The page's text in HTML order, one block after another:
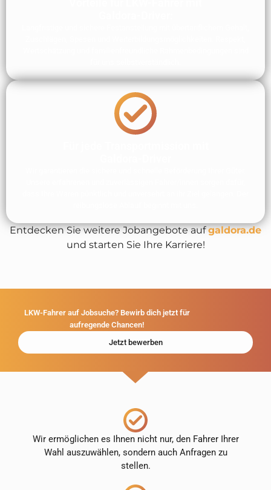
Entdecken Sie weitere Jobangebote aufgaldora.de
und starten Sie Ihre Karriere!
LKW-Fahrer auf Jobsuche? Bewirb dich jetzt für
aufregende Chancen!
Jetzt bewerben
Wir ermöglichen es Ihnen nicht nur, den Fahrer Ihrer
Wahl auszuwählen, sondern auch Anfragen zu
stellen.